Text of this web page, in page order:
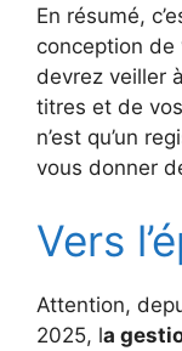
En résumé,
conception de
devrez veiller
titres et de
n’est qu’un
vous donner
Vers
Attention,
2025, la